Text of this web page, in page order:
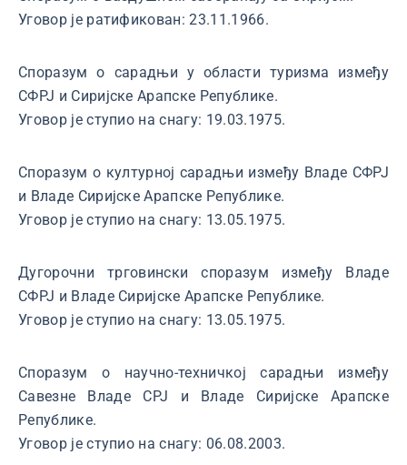
Уговор је ратификован: 23.11.1966.
Споразум о сарадњи у области туризма између
СФРЈ и Сиријске Арапске Републике.
Уговор је ступио на снагу: 19.03.1975.
Споразум о културној сарадњи између Владе СФРЈ
и Владе Сиријске Арапске Републике.
Уговор је ступио на снагу: 13.05.1975.
Дугорочни трговински споразум између Владе
СФРЈ и Владе Сиријске Арапске Републике.
Уговор је ступио на снагу: 13.05.1975.
Споразум о научно-техничкој сарадњи између
Савезне Владе СРЈ и Владе Сиријске Арапске
Републике.
Уговор је ступио на снагу: 06.08.2003.